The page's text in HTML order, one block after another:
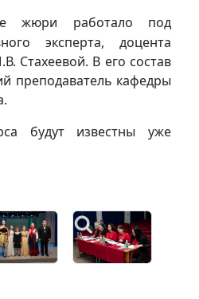
жюри работало под
эксперта, доцента
Стахеевой. В его состав
преподаватель кафедры
будут известны уже